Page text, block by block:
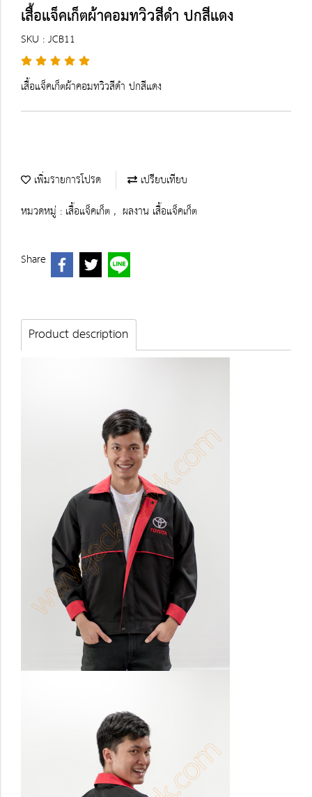
เสื้อแจ็คเก็ตผ้าคอมทวิวสีดำ ปกสีแดง
SKU : JCB11
เสื้อแจ็คเก็ตผ้าคอมทวิวสีดำ ปกสีแดง
เพิ่มรายการโปรด
เปรียบเทียบ
หมวดหมู่ : เสื้อแจ็คเก็ต, ผลงาน เสื้อแจ็คเก็ต
Share
Product description